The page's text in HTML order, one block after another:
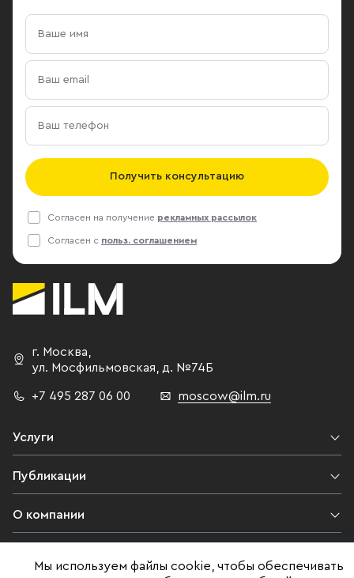
Получить консультацию
Согласен на получение рекламных рассылок
Согласен с польз. соглашением
г. Москва
ул. Мосфильмовская,
д. №74Б
+7 495 287 06 00 moscow@ilm.ru
Услуги
Публикации
О компании
Мы используем файлы cookie, чтобы обеспечивать